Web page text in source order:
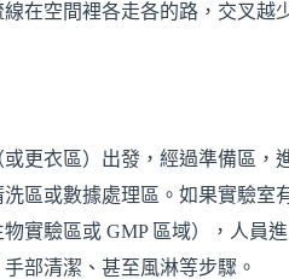
在空間裡各走各的路，交叉越
更衣區）出發，經過準備區，
區或數據處理區。如果實驗室
實驗區或 GMP 區域），人員
部清潔、甚至風淋等步驟。